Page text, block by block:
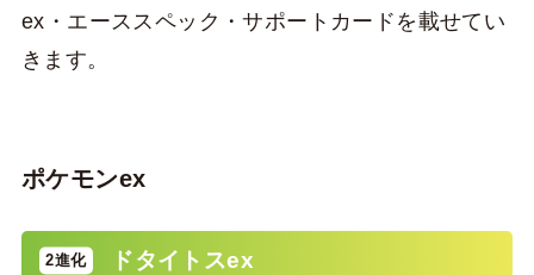
ex・エーススペック・サポートカードを載せてい
きます。
ポケモンex
ドタイトスex